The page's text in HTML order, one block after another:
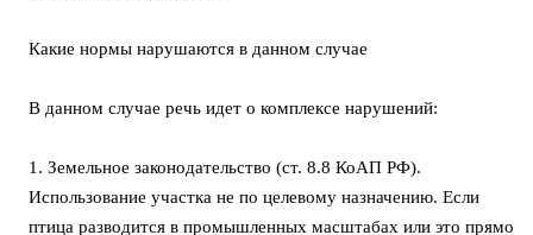
Какие нормы нарушаются в данном случае
В данном случае речь идет о комплексе нарушений:
1. Земельное законодательство (ст. 8.8 КоАП РФ).
Использование участка не по целевому назначению. Если
птица разводится в промышленных масштабах или это прямо